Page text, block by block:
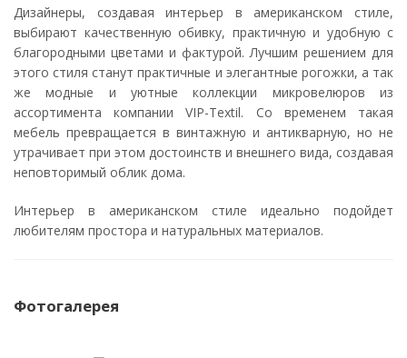
Дизайнеры, создавая интерьер в американском стиле,
выбирают качественную обивку, практичную и удобную с
благородными цветами и фактурой. Лучшим решением для
этого стиля станут практичные и элегантные рогожки, а так
же модные и уютные коллекции микровелюров из
ассортимента компании VIP-Textil. Со временем такая
мебель превращается в винтажную и антикварную, но не
утрачивает при этом достоинств и внешнего вида, создавая
неповторимый облик дома.
Интерьер в американском стиле идеально подойдет
любителям простора и натуральных материалов.
Фотогалерея